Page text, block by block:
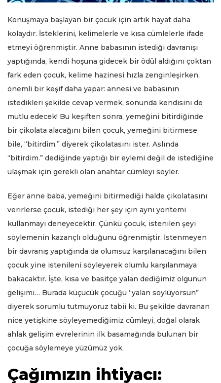
Konuşmaya başlayan bir çocuk için artık hayat daha
kolaydır. İsteklerini, kelimelerle ve kısa cümlelerle ifade
etmeyi öğrenmiştir. Anne babasının istediği davranışı
yaptığında, kendi hoşuna gidecek bir ödül aldığını çoktan
fark eden çocuk, kelime hazinesi hızla zenginleşirken,
önemli bir keşif daha yapar: annesi ve babasının
istedikleri şekilde cevap vermek, sonunda kendisini de
mutlu edecek! Bu keşiften sonra, yemeğini bitirdiğinde
bir çikolata alacağını bilen çocuk, yemeğini bitirmese
bile, “bitirdim.” diyerek çikolatasını ister. Aslında
“bitirdim.” dediğinde yaptığı bir eylemi değil de istediğine
ulaşmak için gerekli olan anahtar cümleyi söyler.
Eğer anne baba, yemeğini bitirmediği halde çikolatasını
verirlerse çocuk, istediği her şey için aynı yöntemi
kullanmayı deneyecektir. Çünkü çocuk, istenilen şeyi
söylemenin kazançlı olduğunu öğrenmiştir. İstenmeyen
bir davranış yaptığında da olumsuz karşılanacağını bilen
çocuk yine istenileni söyleyerek olumlu karşılanmaya
bakacaktır. İşte, kısa ve basitçe yalan dediğimiz olgunun
gelişimi… Burada küçücük çocuğu “yalan söylüyorsun”
diyerek sorumlu tutmuyoruz tabii ki. Bu şekilde davranan
nice yetişkine söyleyemediğimiz cümleyi, doğal olarak
ahlak gelişim evrelerinin ilk basamağında bulunan bir
çocuğa söylemeye yüzümüz yok.
Çağımızın ihtiyacı: